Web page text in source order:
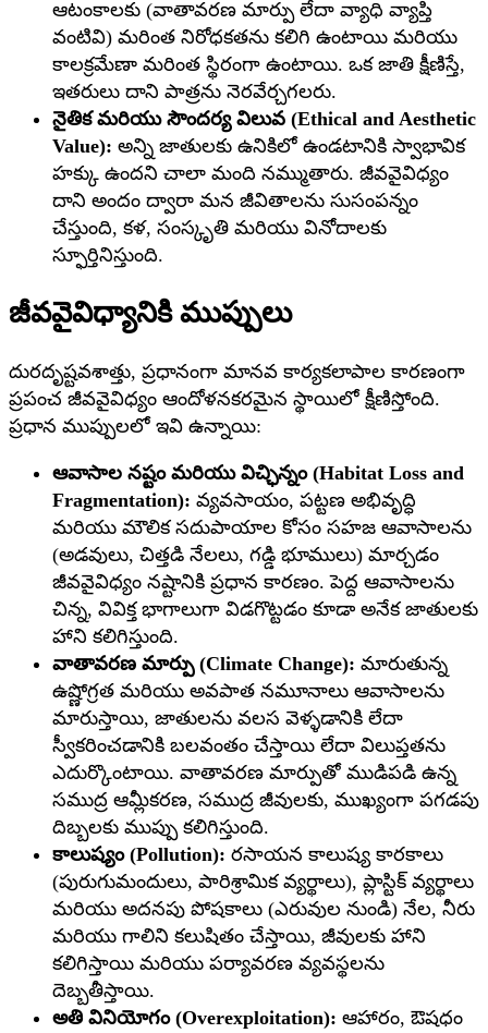
ఆటంకాలకు (వాతావరణ మార్పు లేదా వ్యాధి వ్యాప్తి
వంటివి) మరింత నిరోధకతను కలిగి ఉంటాయి మరియు
కాలక్రమేణా మరింత స్థిరంగా ఉంటాయి. ఒక జాతి క్షీణిస్తే,
ఇతరులు దాని పాత్రను నెరవేర్చగలరు.
నైతిక మరియు సౌందర్య విలువ (Ethical and Aesthetic
Value): అన్ని జాతులకు ఉనికిలో ఉండటానికి స్వాభావిక
హక్కు ఉందని చాలా మంది నమ్ముతారు. జీవవైవిధ్యం
దాని అందం ద్వారా మన జీవితాలను సుసంపన్నం
చేస్తుంది, కళ, సంస్కృతి మరియు వినోదాలకు
స్ఫూర్తినిస్తుంది.
జీవవైవిధ్యానికి ముప్పులు
దురదృష్టవశాత్తు, ప్రధానంగా మానవ కార్యకలాపాల కారణంగా
ప్రపంచ జీవవైవిధ్యం ఆందోళనకరమైన స్థాయిలో క్షీణిస్తోంది.
ప్రధాన ముప్పులలో ఇవి ఉన్నాయి:
ఆవాసాల నష్టం మరియు విచ్ఛిన్నం (Habitat Loss and
Fragmentation): వ్యవసాయం, పట్టణ అభివృద్ధి
మరియు మౌలిక సదుపాయాల కోసం సహజ ఆవాసాలను
(అడవులు, చిత్తడి నేలలు, గడ్డి భూములు) మార్చడం
జీవవైవిధ్యం నష్టానికి ప్రధాన కారణం. పెద్ద ఆవాసాలను
చిన్న, వివిక్త భాగాలుగా విడగొట్టడం కూడా అనేక జాతులకు
హాని కలిగిస్తుంది.
వాతావరణ మార్పు (Climate Change): మారుతున్న
ఉష్ణోగ్రత మరియు అవపాత నమూనాలు ఆవాసాలను
మారుస్తాయి, జాతులను వలస వెళ్ళడానికి లేదా
స్వీకరించడానికి బలవంతం చేస్తాయి లేదా విలుప్తతను
ఎదుర్కొంటాయి. వాతావరణ మార్పుతో ముడిపడి ఉన్న
సముద్ర ఆమ్లీకరణ, సముద్ర జీవులకు, ముఖ్యంగా పగడపు
దిబ్బలకు ముప్పు కలిగిస్తుంది.
కాలుష్యం (Pollution): రసాయన కాలుష్య కారకాలు
(పురుగుమందులు, పారిశ్రామిక వ్యర్థాలు), ప్లాస్టిక్ వ్యర్థాలు
మరియు అదనపు పోషకాలు (ఎరువుల నుండి) నేల, నీరు
మరియు గాలిని కలుషితం చేస్తాయి, జీవులకు హాని
కలిగిస్తాయి మరియు పర్యావరణ వ్యవస్థలను
దెబ్బతీస్తాయి.
అతి వినియోగం (Overexploitation): ఆహారం, ఔషధం